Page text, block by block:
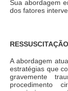
Sua abordagem
dos fatores
A abordagem
estratégias que
gravemente
procedimento